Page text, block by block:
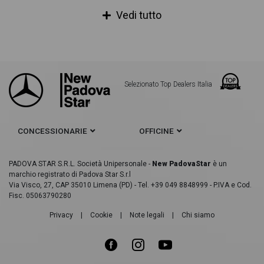
Mercedes CLA Coupè 180 d premium auto
Mercedes CLA Coupè 180 con cambio automatico
Vedi tutto
Selezionato Top Dealers Italia
CONCESSIONARIE OFFICINE
PADOVA STAR S.R.L. Società Unipersonale - New PadovaStar è un
marchio registrato di Padova Star S.r.l
Via Visco, 27, CAP 35010 Limena (PD) - Tel. +39 049 8848999 - P.IVA e Cod.
Fisc. 05063790280
Privacy Cookie Note legali Chi siamo